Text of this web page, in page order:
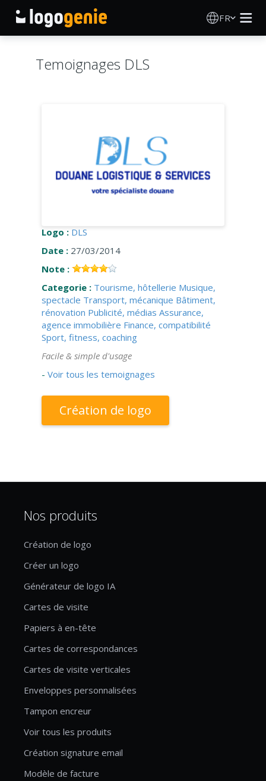
FR
Produits imprimés
À propos
Temoignages DLS
Logo : DLS
Date : 27/03/2014
Note :
Categorie : Tourisme, hôtellerie Musique,
spectacle Transport, mécanique Bâtiment,
rénovation Publicité, médias Assurance,
agence immobilière Finance, compatibilité
Sport, fitness, coaching
Facile & simple d'usage
- Voir tous les temoignages
Création de logo
Nos produits
Création de logo
Créer un logo
Générateur de logo IA
Cartes de visite
Papiers à en-tête
Cartes de correspondances
Cartes de visite verticales
Enveloppes personnalisées
Tampon encreur
Voir tous les produits
Création signature email
Modèle de facture